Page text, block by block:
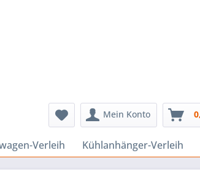
Mein Konto
Verleih Kühlanhänger-Verleih